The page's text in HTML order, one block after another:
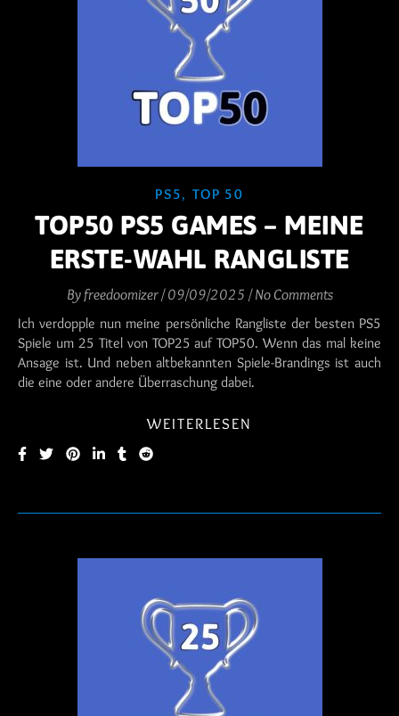
PS5,TOP 50
TOP50 PS5 GAMES – MEINE
ERSTE-WAHL RANGLISTE
Byfreedoomizer/ 09/09/2025 / No Comments
Ich verdopple nun meine persönliche Rangliste der besten PS5
Spiele um 25 Titel von TOP25 auf TOP50. Wenn das mal keine
Ansage ist. Und neben altbekannten Spiele-Brandings ist auch
die eine oder andere Überraschung dabei.
WEITERLESEN